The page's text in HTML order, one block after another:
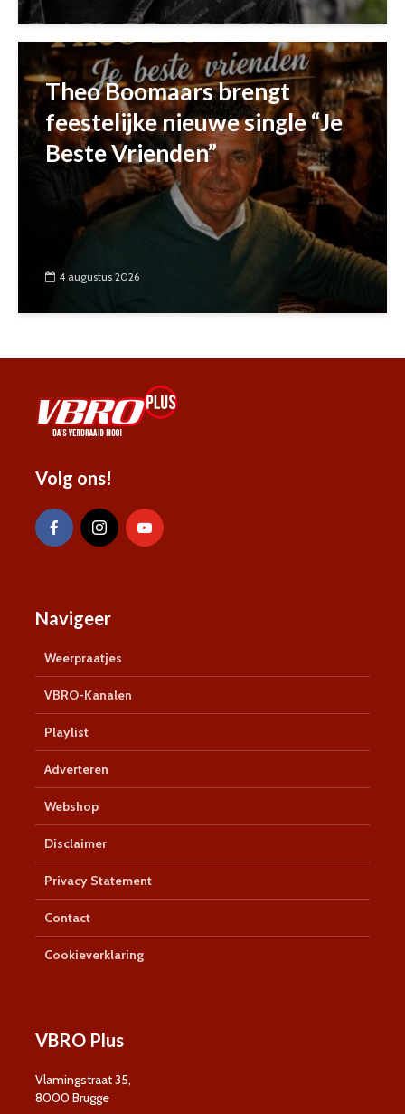
Theo Boomaars brengt
feestelijke nieuwe single “Je
Beste Vrienden”
4 augustus 2026
Volg ons!
Navigeer
Weerpraatjes
VBRO-Kanalen
Playlist
Adverteren
Webshop
Disclaimer
Privacy Statement
Contact
Cookieverklaring
VBRO Plus
Vlamingstraat 35,
8000 Brugge